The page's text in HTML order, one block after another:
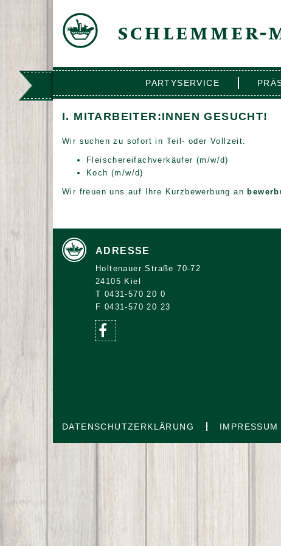
PARTYSERVICE
I. MITARBEITER:INNEN GESUCHT!
Wir suchen zu sofort in Teil- oder Vollzeit:
Fleischereifachverkäufer (m/w/d)
Koch (m/w/d)
Wir freuen uns auf Ihre Kurzbewerbung an
ADRESSE
Holtenauer Straße 70-72
24105 Kiel
T 0431-570 20 0
F 0431-570 20 23
DATENSCHUTZERKLÄRUNG IMPRESSUM